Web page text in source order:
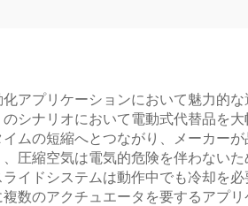
アプリケーションにおいて魅力的
シナリオにおいて電動式代替品を
ムの短縮へとつながり、メーカー
圧縮空気は電気的危険を伴わない
イドシステムは動作中でも冷却を
数のアクチュエータを要するアプ